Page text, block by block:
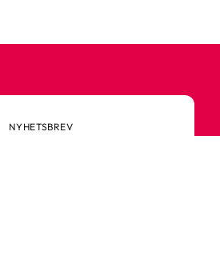
NYHETSBREV